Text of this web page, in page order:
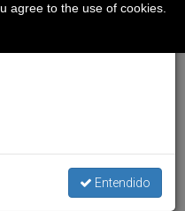
Lahzi Gaid, 09/08/2017, CTV
Oriente Entendido
agree to the use of cookies.